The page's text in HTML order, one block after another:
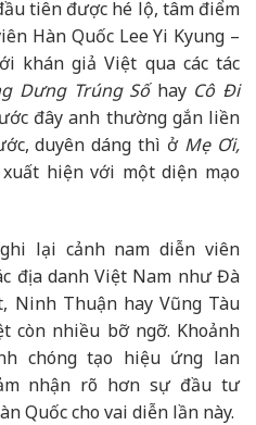
tiên được hé lộ, tâm điểm
Hàn Quốc Lee Yi Kyung –
khán giả Việt qua các tác
Dưng Trúng Sốhay Cô Đi
đây anh thường gắn liền
duyên dáng thì ở Mẹ Ơi,
hiện với một diện mạo
lại cảnh nam diễn viên
địa danh Việt Nam như Đà
Ninh Thuận hay Vũng Tàu
còn nhiều bỡ ngỡ. Khoảnh
chóng tạo hiệu ứng lan
nhận rõ hơn sự đầu tư
Quốc cho vai diễn lần này.